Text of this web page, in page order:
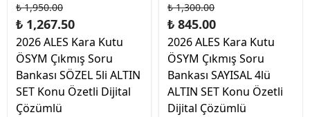
₺ 1,950.00
₺ 1,267.50
2026 ALES Kara Kutu
ÖSYM Çıkmış Soru
Bankası SÖZEL 5li ALTIN
SET Konu Özetli Dijital
Çözümlü
₺ 1,300.00
₺ 845.00
2026 ALES Kara Kutu
ÖSYM Çıkmış Soru
Bankası SAYISAL 4lü
ALTIN SET Konu Özetli
Dijital Çözümlü